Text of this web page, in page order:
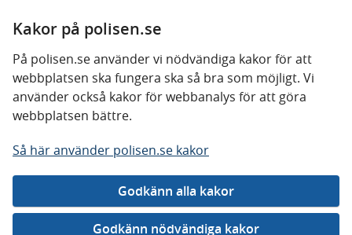
Kakor på polisen.se
På polisen.se använder vi nödvändiga kakor för att
webbplatsen ska fungera ska så bra som möjligt. Vi
använder också kakor för webbanalys för att göra
webbplatsen bättre.
Så här använder polisen.se kakor